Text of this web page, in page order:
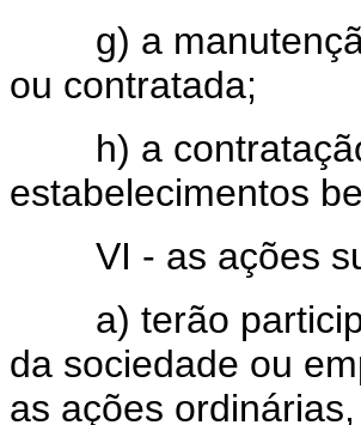
g) a
ou contratada;
h) a contratação
estabelecimentos
VI - as ações
a) terão
da sociedade ou
as ações